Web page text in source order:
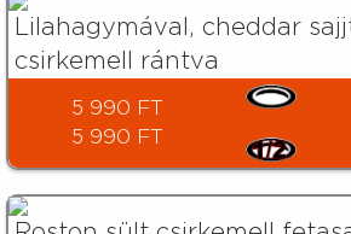
Lilahagymával, cheddar
csirkemell rántva
5 990 FT
5 990 FT